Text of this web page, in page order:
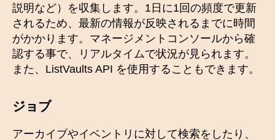
説明など）を収集します。1日に1回の頻度で更新
されるため、最新の情報が反映されるまでに時間
がかかります。マネージメントコンソールから確
認する事で、リアルタイムで状況が見られます。
また、ListVaults API を使用することもできます。
ジョブ
アーカイブやイベントリに対して検索をしたり、